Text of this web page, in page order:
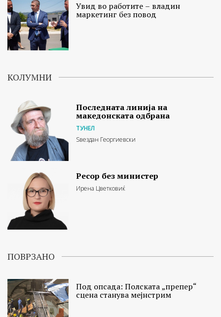
Увид во работите – владин
маркетинг без повод
КОЛУМНИ
Последната линија на
македонската одбрана
ТУНЕЛ
Ѕвездан Георгиевски
Ресор без министер
Ирена Цветковиќ
ПОВРЗАНО
Под опсада: Полската „препер“
сцена станува мејнстрим